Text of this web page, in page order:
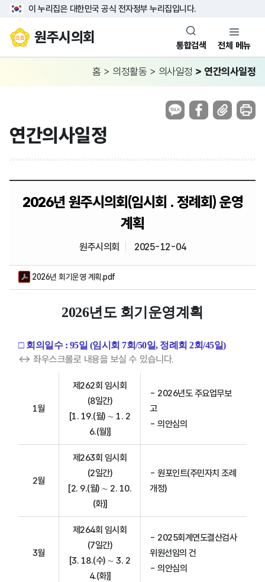
이 누리집은 대한민국 공식 전자정부 누리집입니다.
원주시의회 통합검색 전체 메뉴
홈 > 의정활동 > 의사일정 > 연간의사일정
연간의사일정
2026년 원주시의회(임시회 . 정례회) 운영
계획
원주시의회 2025-12-04
2026년 회기운영 계획.pdf
2026년도 회기운영계획
□ 회의일수 : 95일 (임시회 7회/50일, 정례회 2회/45일)
↔ 좌우스크롤로 내용을 보실 수 있습니다.
1월
제262회 임시회
(8일간)
[1. 19.(월) ∼ 1. 2
6.(월)]
- 2026년도 주요업무보
고
- 의안심의
2월
제263회 임시회
(2일간)
[2. 9.(월) ∼ 2. 10.
(화)]
- 원포인트(주민자치 조례
개정)
3월
제264회 임시회
(7일간)
[3. 18.(수) ∼ 3. 2
4.(화)]
- 2025회계연도결산검사
위원선임의 건
- 의안심의